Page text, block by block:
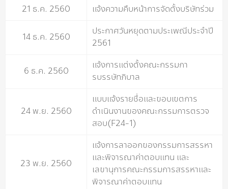
21 ธ.ค. 2560
แจ้งความคืบหน้าการจัดตั้งบริษัทร่วม
14 ธ.ค. 2560
ประกาศวันหยุดตามประเพณีประจำปี
2561
6 ธ.ค. 2560
แจ้งการแต่งตั้งคณะกรรมกา
รบรรษัทภิบาล
24 พ.ย. 2560
แบบแจ้งรายชื่อและขอบเขตการ
ดำเนินงานของคณะกรรมการตรวจ
สอบ(F24-1)
23 พ.ย. 2560
แจ้งการลาออกของกรรมการสรรหา
และพิจารณาค่าตอบแทน และ
เลขานุการคณะกรรมการสรรหาและ
พิจารณาค่าตอบแทน